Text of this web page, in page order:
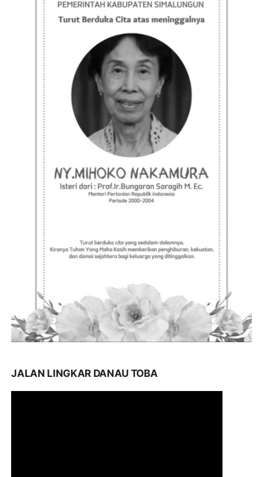
JALAN LINGKAR DANAU TOBA